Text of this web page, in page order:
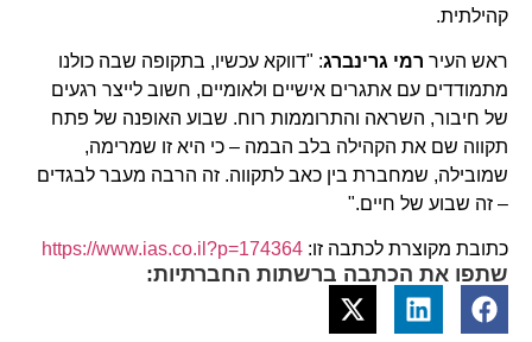
קהילתית.
ראש העיר רמי גרינברג: "דווקא עכשיו, בתקופה שבה כולנו
מתמודדים עם אתגרים אישיים ולאומיים, חשוב לייצר רגעים
של חיבור, השראה והתרוממות רוח. שבוע האופנה של פתח
תקווה שם את הקהילה בלב הבמה – כי היא זו שמרימה,
שמובילה, שמחברת בין כאב לתקווה. זה הרבה מעבר לבגדים
– זה שבוע של חיים."
כתובת מקוצרת לכתבה זו: https://www.ias.co.il?p=174364
שתפו את הכתבה ברשתות החברתיות: